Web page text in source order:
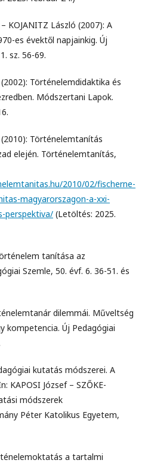
KOJANITZ László (2007): A
es évektől napjainkig. Új
sz. 56-69.
(2002): Történelemdidaktika és
Módszertani Lapok.
(2010): Történelemtanítás
elején. Történelemtanítás,
2010/02/fischerne-
magyarorszagon-a-xxi-
perspektiva/ (Letöltés: 2025.
tanítása az
Szemle, 50. évf. 6. 36-51. és
dilemmái. Műveltség
kompetencia. Új Pedagógiai
kutatás módszerei. A
KAPOSI József – SZŐKE-
módszerek
Péter Katolikus Egyetem,
a tartalmi